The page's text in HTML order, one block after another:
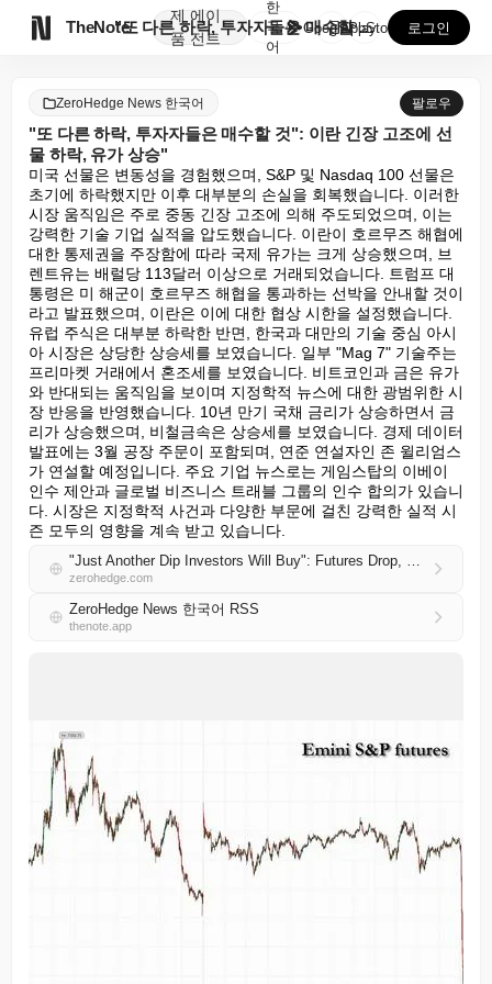
TheNote
제
품
에이
전트
"또 다른 하락, 투자자들은 매수할 것": 이란 긴장 ...
한
국
어
GooglePlay
AppStore 로그인
ZeroHedge News 한국어 팔로우
"또 다른 하락, 투자자들은 매수할 것": 이란 긴장 고조에 선
물 하락, 유가 상승"
미국 선물은 변동성을 경험했으며, S&P 및 Nasdaq 100 선물은
초기에 하락했지만 이후 대부분의 손실을 회복했습니다. 이러한
시장 움직임은 주로 중동 긴장 고조에 의해 주도되었으며, 이는
강력한 기술 기업 실적을 압도했습니다. 이란이 호르무즈 해협에
대한 통제권을 주장함에 따라 국제 유가는 크게 상승했으며, 브
렌트유는 배럴당 113달러 이상으로 거래되었습니다. 트럼프 대
통령은 미 해군이 호르무즈 해협을 통과하는 선박을 안내할 것이
라고 발표했으며, 이란은 이에 대한 협상 시한을 설정했습니다.
유럽 주식은 대부분 하락한 반면, 한국과 대만의 기술 중심 아시
아 시장은 상당한 상승세를 보였습니다. 일부 "Mag 7" 기술주는
프리마켓 거래에서 혼조세를 보였습니다. 비트코인과 금은 유가
와 반대되는 움직임을 보이며 지정학적 뉴스에 대한 광범위한 시
장 반응을 반영했습니다. 10년 만기 국채 금리가 상승하면서 금
리가 상승했으며, 비철금속은 상승세를 보였습니다. 경제 데이터
발표에는 3월 공장 주문이 포함되며, 연준 연설자인 존 윌리엄스
가 연설할 예정입니다. 주요 기업 뉴스로는 게임스탑의 이베이
인수 제안과 글로벌 비즈니스 트래블 그룹의 인수 합의가 있습니
다. 시장은 지정학적 사건과 다양한 부문에 걸친 강력한 실적 시
즌 모두의 영향을 계속 받고 있습니다.
"Just Another Dip Investors Will Buy": Futures Drop, Oil Rises On Renewed Iran Tension
zerohedge.com
ZeroHedge News 한국어 RSS
thenote.app